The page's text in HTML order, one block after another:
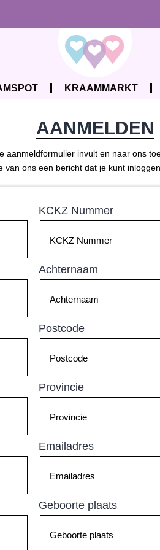
KRAAMMARKT
AANMELDEN
invult en naar ons
ons een bericht dat je kunt
KCKZ Nummer
Achternaam
Postcode
Provincie
Emailadres
Geboorte plaats